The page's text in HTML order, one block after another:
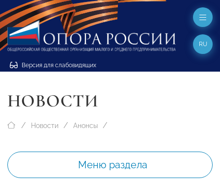
Версия для слабовидящих
RU
НОВОСТИ
Новости Анонсы
Меню раздела